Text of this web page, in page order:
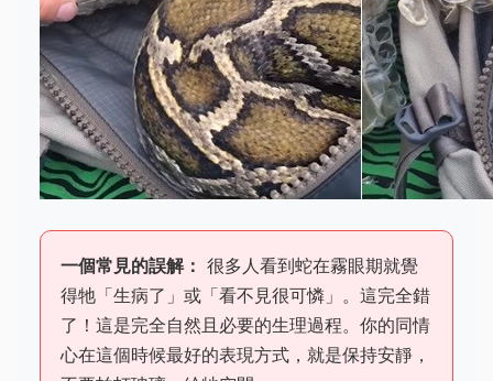
一個常見的誤解： 很多人看到蛇在霧眼期就覺
得牠「生病了」或「看不見很可憐」。這完全錯
了！這是完全自然且必要的生理過程。你的同情
心在這個時候最好的表現方式，就是保持安靜，